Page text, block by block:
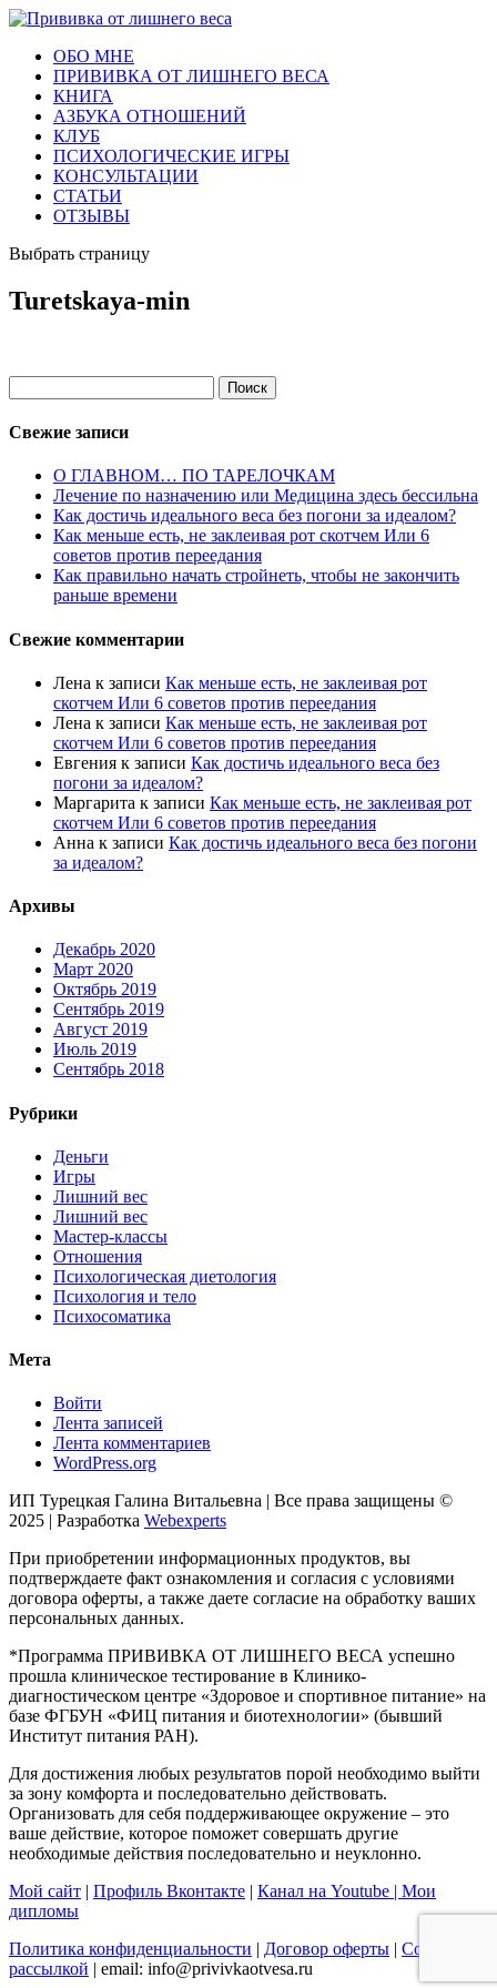
ОБО МНЕ
ПРИВИВКА ОТ ЛИШНЕГО ВЕСА
КНИГА
АЗБУКА ОТНОШЕНИЙ
КЛУБ
ПСИХОЛОГИЧЕСКИЕ ИГРЫ
КОНСУЛЬТАЦИИ
СТАТЬИ
ОТЗЫВЫ
Выбрать страницу
Turetskaya-min
Свежие записи
О ГЛАВНОМ… ПО ТАРЕЛОЧКАМ
Лечение по назначению или Медицина здесь бессильна
Как достичь идеального веса без погони за идеалом?
Как меньше есть, не заклеивая рот скотчем Или 6
советов против переедания
Как правильно начать стройнеть, чтобы не закончить
раньше времени
Свежие комментарии
Лена к записи Как меньше есть, не заклеивая рот
скотчем Или 6 советов против переедания
Лена к записи Как меньше есть, не заклеивая рот
скотчем Или 6 советов против переедания
Евгения к записи Как достичь идеального веса без
погони за идеалом?
Маргарита к записи Как меньше есть, не заклеивая рот
скотчем Или 6 советов против переедания
Анна к записи Как достичь идеального веса без погони
за идеалом?
Архивы
Декабрь 2020
Март 2020
Октябрь 2019
Сентябрь 2019
Август 2019
Июль 2019
Сентябрь 2018
Рубрики
Деньги
Игры
Лишний вес
Лишний вес
Мастер-классы
Отношения
Психологическая диетология
Психология и тело
Психосоматика
Мета
Войти
Лента записей
Лента комментариев
WordPress.org
ИП Турецкая Галина Витальевна | Все права защищены ©
2025 | Разработка Webexperts
При приобретении информационных продуктов, вы
подтверждаете факт ознакомления и согласия с условиями
договора оферты, а также даете согласие на обработку ваших
персональных данных.
*Программа ПРИВИВКА ОТ ЛИШНЕГО ВЕСА успешно
прошла клиническое тестирование в Клинико-
диагностическом центре «Здоровое и спортивное питание» на
базе ФГБУН «ФИЦ питания и биотехнологии» (бывший
Институт питания РАН).
Для достижения любых результатов порой необходимо выйти
за зону комфорта и последовательно действовать.
Организовать для себя поддерживающее окружение – это
ваше действие, которое поможет совершать другие
необходимые действия последовательно и неуклонно.
Мой сайт
Профиль Вконтакте Канал на Youtube | Мои
дипломы
Политика конфиденциальности
Договор оферты
Согласие с
рассылкой | email: info@privivkaotvesa.ru